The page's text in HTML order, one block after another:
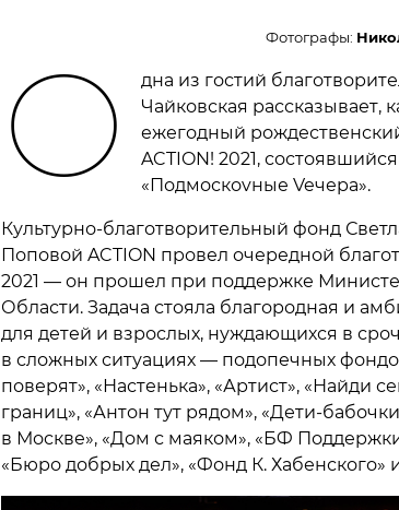
Фотографы:
О
дна из гостий
Чайковская рассказывает,
ежегодный
ACTION! 2021,
«Подмоскоvные Veчера».
Культурно-благотворительный фонд
Поповой ACTION провел очередной
2021 — он прошел при поддержке
Области. Задача стояла благородная и
для детей и взрослых, нуждающихся в
в сложных ситуациях — подопечных
поверят», «Настенька», «Артист», «Найди
границ», «Антон тут рядом», «Дети-
в Москве», «Дом с маяком», «БФ
«Бюро добрых дел», «Фонд К. Хабенского»